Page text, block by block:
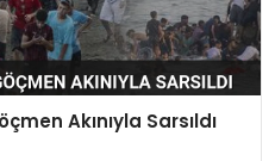
Akınıyla Sarsıldı